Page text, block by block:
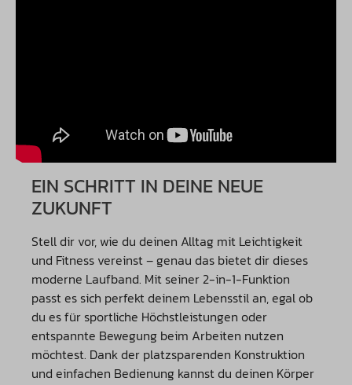
EIN SCHRITT IN DEINE NEUE
ZUKUNFT
Stell dir vor, wie du deinen Alltag mit Leichtigkeit
und Fitness vereinst – genau das bietet dir dieses
moderne Laufband. Mit seiner 2-in-1-Funktion
passt es sich perfekt deinem Lebensstil an, egal ob
du es für sportliche Höchstleistungen oder
entspannte Bewegung beim Arbeiten nutzen
möchtest. Dank der platzsparenden Konstruktion
und einfachen Bedienung kannst du deinen Körper